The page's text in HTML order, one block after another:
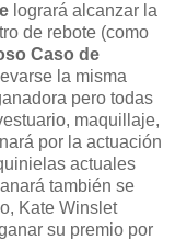
logrará alcanzar la
de rebote (como
Caso de
la misma
pero todas
maquillaje,
por la actuación
actuales
también se
Kate Winslet
su premio por